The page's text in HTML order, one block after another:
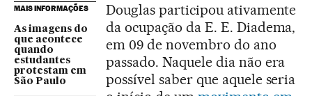
MAIS INFORMAÇÕES
As imagens do
que acontece
quando
estudantes
protestam em
São Paulo
Douglas participou ativamente
da ocupação da E. E. Diadema,
em 09 de novembro do ano
passado. Naquele dia não era
possível saber que aquele seria